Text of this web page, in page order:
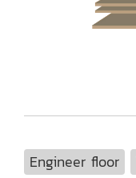
Engineer floor